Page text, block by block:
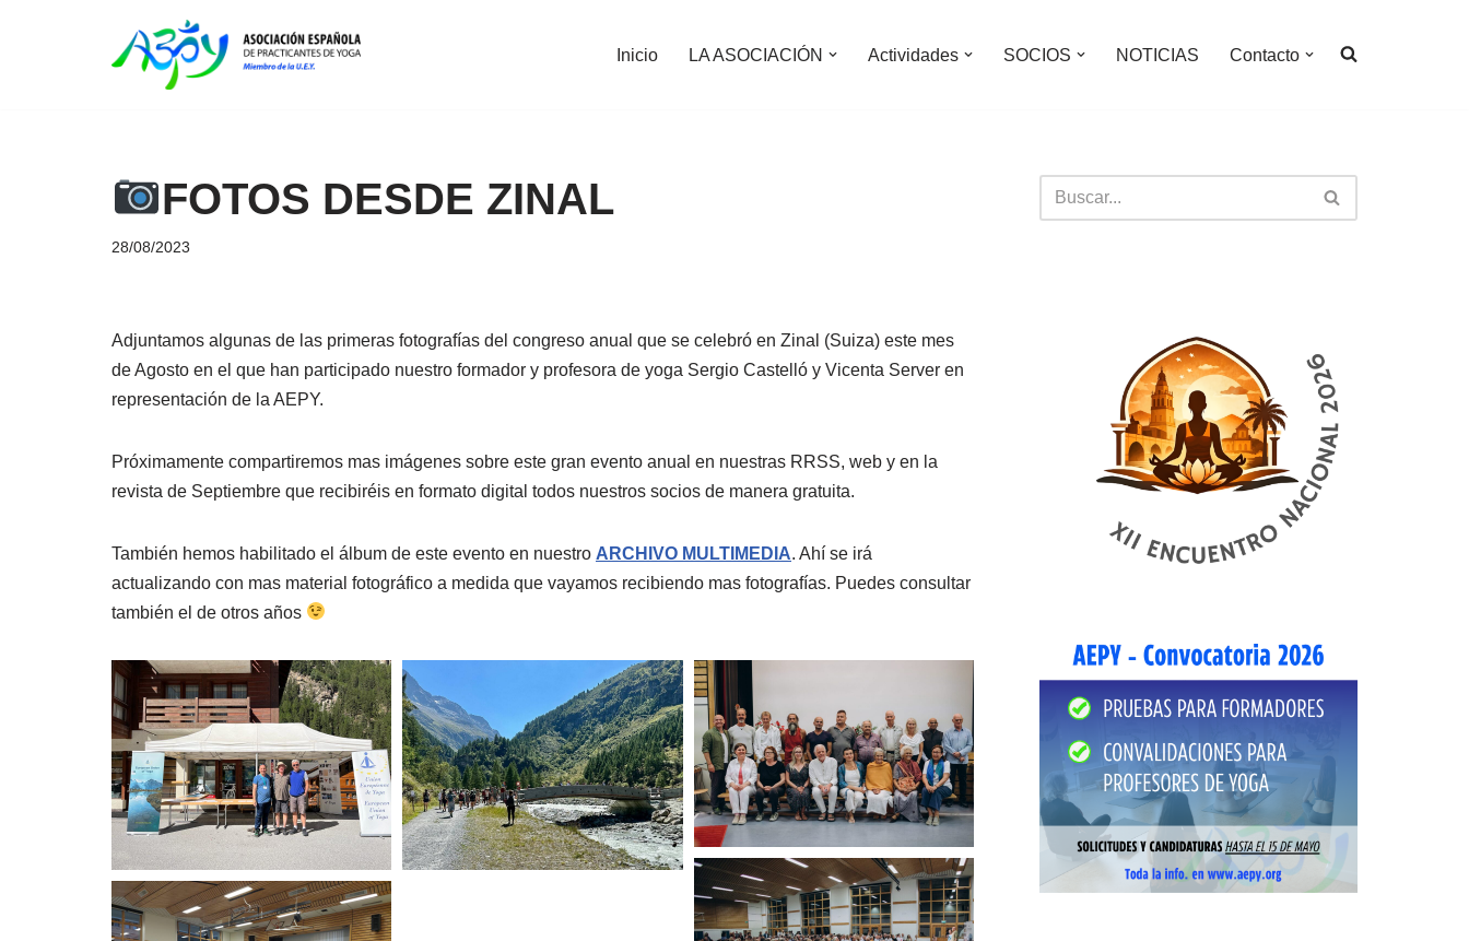
Inicio LA ASOCIACIÓN Actividades SOCIOS NOTICIAS Contacto
FOTOS DESDE ZINAL
28/08/2023
Adjuntamos algunas de las primeras fotografías del congreso anual que se celebró en Zinal (Suiza) este mes
de Agosto en el que han participado nuestro formador y profesora de yoga Sergio Castelló y Vicenta Server en
representación de la AEPY.
Próximamente compartiremos mas imágenes sobre este gran evento anual en nuestras RRSS, web y en la
revista de Septiembre que recibiréis en formato digital todos nuestros socios de manera gratuita.
También hemos habilitado el álbum de este evento en nuestro ARCHIVO MULTIMEDIA. Ahí se irá
actualizando con mas material fotográfico a medida que vayamos recibiendo mas fotografías. Puedes consultar
también el de otros años